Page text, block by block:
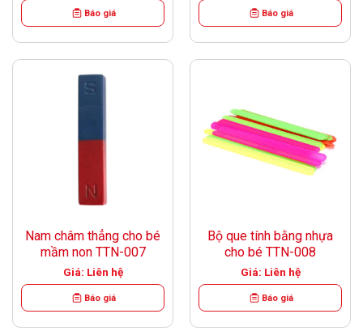
Báo giá Báo giá
Nam châm thẳng cho bé
mầm non TTN-007
Giá: Liên hệ
Báo giá
Bộ que tính bằng nhựa
cho bé TTN-008
Giá: Liên hệ
Báo giá